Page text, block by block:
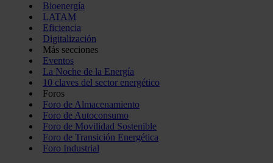
Bioenergía
LATAM
Eficiencia
Digitalización
Más secciones
Eventos
La Noche de la Energía
10 claves del sector energético
Foros
Foro de Almacenamiento
Foro de Autoconsumo
Foro de Movilidad Sostenible
Foro de Transición Energética
Foro Industrial